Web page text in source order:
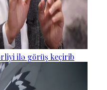
ilə görüş keçirib